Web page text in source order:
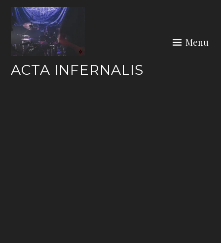
Skip
content
ACTA INFERNALIS
Menu